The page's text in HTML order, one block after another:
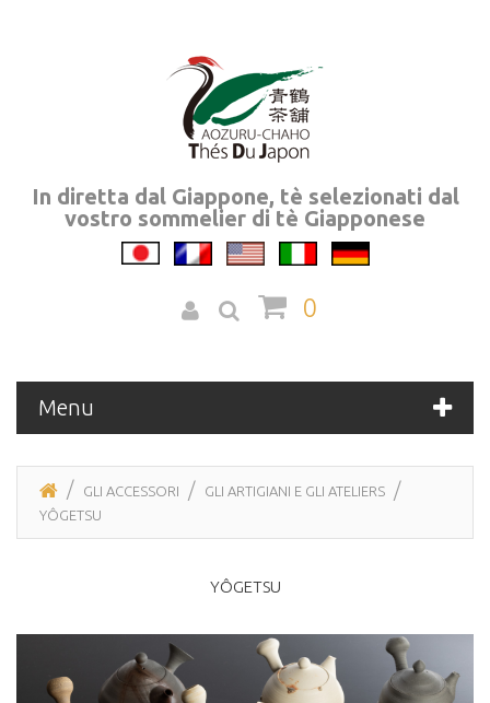
In diretta dal Giappone, tè selezionati dal
vostro sommelier di tè Giapponese
0
Menu
GLI ACCESSORI
GLI ARTIGIANI E GLI ATELIERS
YÔGETSU
YÔGETSU